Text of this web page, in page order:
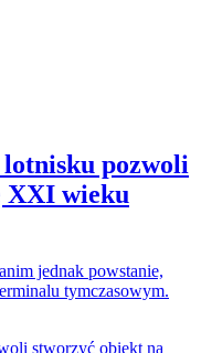
pozwoli
XXI wieku
jednak powstanie,
tymczasowym.